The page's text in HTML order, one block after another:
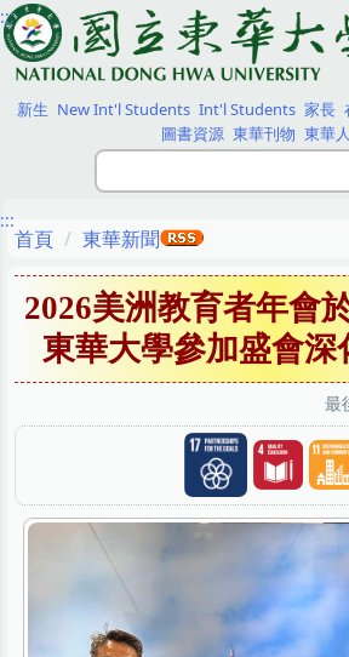
跳
到
主
要
內
:::
新生 New Int'l Students Int'l Students 家長
圖書資源 東華刊物 東華
:::
首頁 東華新聞
2026美洲教育者年會
東華大學參加盛會深
最